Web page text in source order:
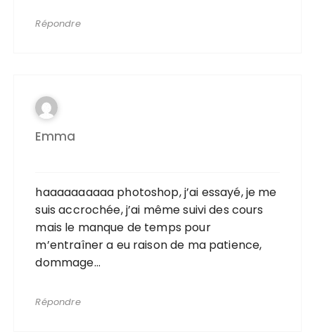
Répondre
Emma
haaaaaaaaaa photoshop, j’ai essayé, je me
suis accrochée, j’ai même suivi des cours
mais le manque de temps pour
m’entraîner a eu raison de ma patience,
dommage…
Répondre